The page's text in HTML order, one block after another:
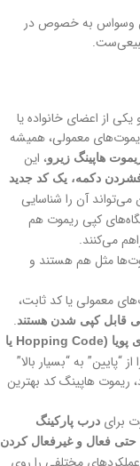
وسواس به خصوص در
از اعضای خانواده یا
معمولی، همیشه
هاپینگ زیرو، این
دکمه، یک کد جدید
آن را شناسایی
کپی ریموت هم
می‌کنند.
مثل هم هستند و
معمولی یا کد ثابت،
قابل کپی شدن هستند.
تکنولوژی کدگذاری پویا (Hopping Code یا
“پایین” به “بسیار بالا”
ریموت هاپینگ کد بهترین
برای درب پارکینگ
حتی فعال و غیرفعال کردن